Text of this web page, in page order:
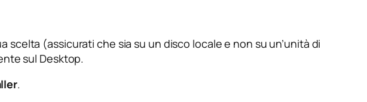
scelta (assicurati che sia su un disco locale e non su un’unità di
sul Desktop.
.